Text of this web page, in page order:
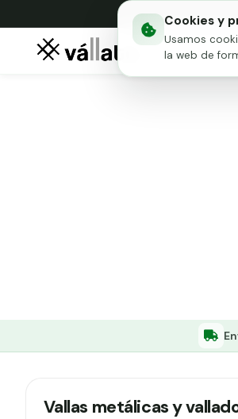
Cookies y
Usamos
la web de
Vallas metálicas y